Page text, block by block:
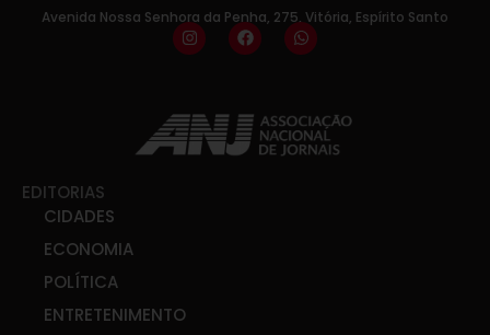
Avenida Nossa Senhora da Penha, 275, Vitória, Espírito Santo
EDITORIAS
CIDADES
ECONOMIA
POLÍTICA
ENTRETENIMENTO